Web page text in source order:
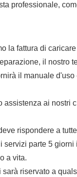
professionale,
la fattura di
il nostro
il manuale
assistenza ai
rispondere a
servizi parte 5
a vita.
sarà riservato a